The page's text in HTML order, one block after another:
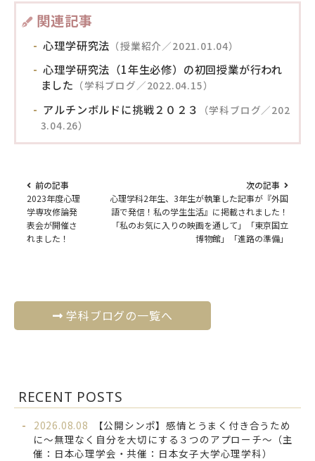
関連記事
心理学研究法 （授業紹介／2021.01.04）
心理学研究法（1年生必修）の初回授業が行われ
ました （学科ブログ／2022.04.15）
アルチンボルドに挑戦２０２３
（学科ブログ／202
3.04.26）
前の記事
2023年度心理
学専攻修論発
表会が開催さ
れました！
次の記事
心理学科2年生、3年生が執筆した記事が『外国
語で発信！私の学生生活』に掲載されました！
「私のお気に入りの映画を通して」「東京国立
博物館」「進路の準備」
学科ブログの一覧へ
RECENT POSTS
2026.08.08
【公開シンポ】感情とうまく付き合うため
に～無理なく自分を大切にする３つのアプローチ～（主
催：日本心理学会・共催：日本女子大学心理学科）